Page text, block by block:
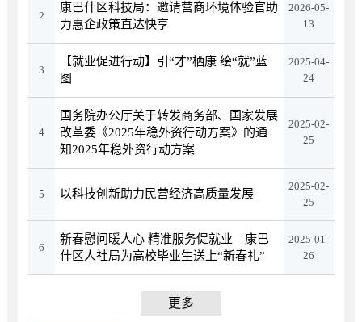
2
康巴什区科技局：邀请营商环境体验官助
力惠企政策直达快享
2026-05-
13
3
【就业促进行动】引“才”栖康 绘“就”蓝
图
2025-04-
24
4
国务院办公厅关于转发商务部、国家发展
改革委《2025年稳外资行动方案》的通
知2025年稳外资行动方案
2025-02-
25
5 以科技创新助力民营经济高质量发展
2025-02-
25
6
新春慰问暖人心 精准服务促就业—康巴
什区人社局为高校毕业生送上“新春礼”
2025-01-
26
更多